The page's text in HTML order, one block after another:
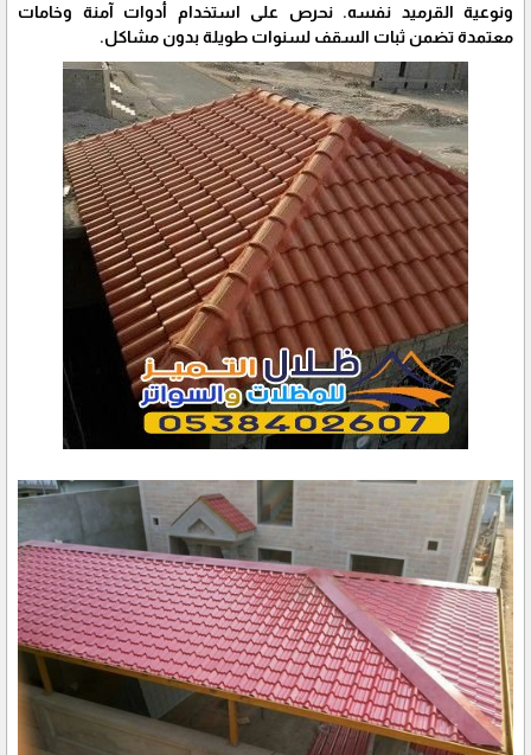
ونوعية القرميد نفسه. نحرص على استخدام أدوات آمنة وخامات
معتمدة تضمن ثبات السقف لسنوات طويلة بدون مشاكل.